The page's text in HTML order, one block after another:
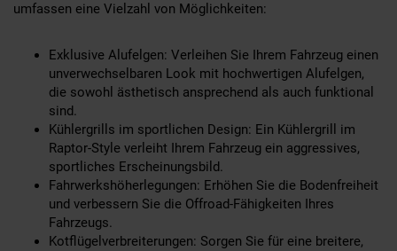
umfassen eine Vielzahl von Möglichkeiten:
Exklusive Alufelgen: Verleihen Sie Ihrem Fahrzeug einen
unverwechselbaren Look mit hochwertigen Alufelgen,
die sowohl ästhetisch ansprechend als auch funktional
sind.
Kühlergrills im sportlichen Design: Ein Kühlergrill im
Raptor-Style verleiht Ihrem Fahrzeug ein aggressives,
sportliches Erscheinungsbild.
Fahrwerkshöherlegungen: Erhöhen Sie die Bodenfreiheit
und verbessern Sie die Offroad-Fähigkeiten Ihres
Fahrzeugs.
Kotflügelverbreiterungen: Sorgen Sie für eine breitere,